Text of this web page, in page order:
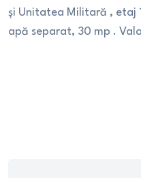
și Unitatea Militară , etaj
apă separat, 30 mp .